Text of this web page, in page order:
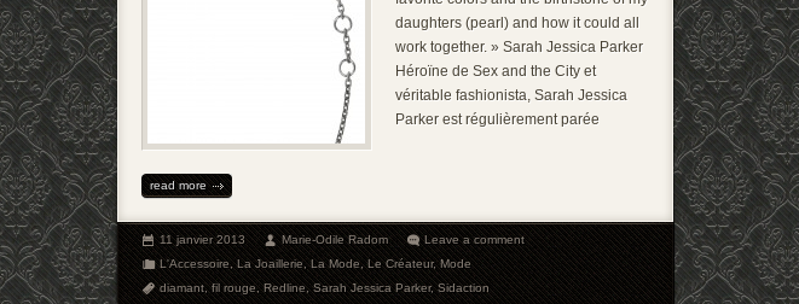
daughters (pearl) and how it could all
work together. » Sarah Jessica Parker
Héroïne de Sex and the City et
véritable fashionista, Sarah Jessica
Parker est régulièrement parée
read more
11 janvier 2013 Marie-Odile Radom
Leave a comment
L'Accessoire,La Joaillerie,La Mode,Le Créateur,Mode
diamant,fil rouge,Redline,Sarah Jessica Parker,Sidaction